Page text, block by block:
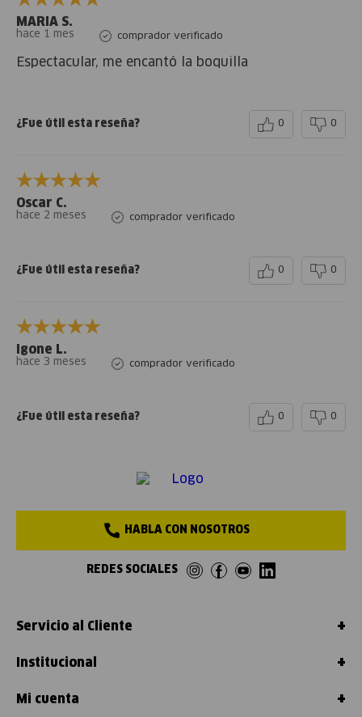
MARIA S.
hace 1 mes comprador verificado
Espectacular, me encantó la boquilla
¿Fue útil esta reseña? 0 0
Oscar C.
hace 2 meses comprador verificado
¿Fue útil esta reseña? 0 0
Igone L.
hace 3 meses comprador verificado
¿Fue útil esta reseña? 0 0
HABLA CON NOSOTROS
REDES SOCIALES
Servicio al Cliente +
Institucional +
Mi cuenta +